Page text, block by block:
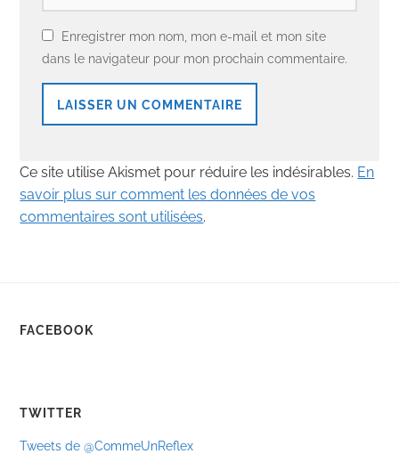
Enregistrer mon nom, mon e-mail et mon site
dans le navigateur pour mon prochain commentaire.
Ce site utilise Akismet pour réduire les indésirables. En
savoir plus sur comment les données de vos
commentaires sont utilisées.
FACEBOOK
TWITTER
Tweets de @CommeUnReflex